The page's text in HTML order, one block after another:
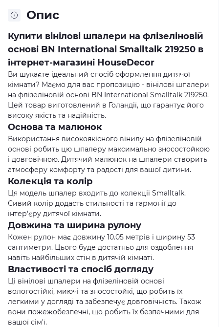
Опис
Купити вінілові шпалери на флізеліновій
основі BN International Smalltalk 219250 в
інтернет-магазині HouseDecor
Ви шукаєте ідеальний спосіб оформлення дитячої
кімнати? Маємо для вас пропозицію - вінілові шпалери
на флізеліновій основі BN International Smalltalk 219250.
Цей товар виготовлений в Голандії, що гарантує його
високу якість та надійність.
Основа та малюнок
Використання високоякісного вінилу на флізеліновій
основі робить цю шпалеру максимально зносостойкою
і довговічною. Дитячий малюнок на шпалери створить
атмосферу комфорту та радості для вашої дитини.
Колекція та колір
Ця модель шпалер входить до колекції Smalltalk.
Сивий колiр додасть стильностi та гармонії до
інтер'єру дитячої кімнати.
Довжина та ширина рулону
Кожен рулон має довжину 10.05 метрів і ширину 53
сантиметри. Цього буде достатньо для оздоблення
навіть найбільших стін в дитячій кімнаті.
Властивості та спосіб догляду
Ці вінілові шпалери на флізеліновій основі
вологостійкі, миючі та зносостойкi, що робить їх
легкими у доглядi та забезпечує довговiчнiсть. Також
вони пожежобезпечнi, що робить їх безпечними для
вашої сім'ї.